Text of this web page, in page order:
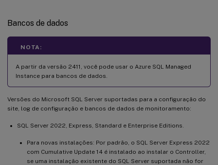
Bancos de dados
NOTA:
A partir da versão 2411, você pode usar o Azure SQL Managed
Instance para bancos de dados.
Versões do Microsoft SQL Server suportadas para a configuração do
site, log de configuração e bancos de dados de monitoramento:
SQL Server 2022, Express, Standard e Enterprise Editions.
Para novas instalações: Por padrão, o SQL Server Express 2022
com Cumulative Update 14 é instalado ao instalar o Controller,
se uma instalação existente do SQL Server suportada não for